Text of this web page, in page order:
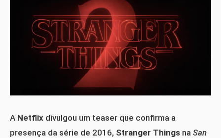
A Netflix divulgou um teaser que confirma a
presença da série de 2016, Stranger Things na San